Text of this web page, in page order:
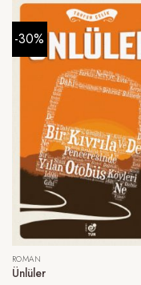
-30%
ROMAN
Ünlüler